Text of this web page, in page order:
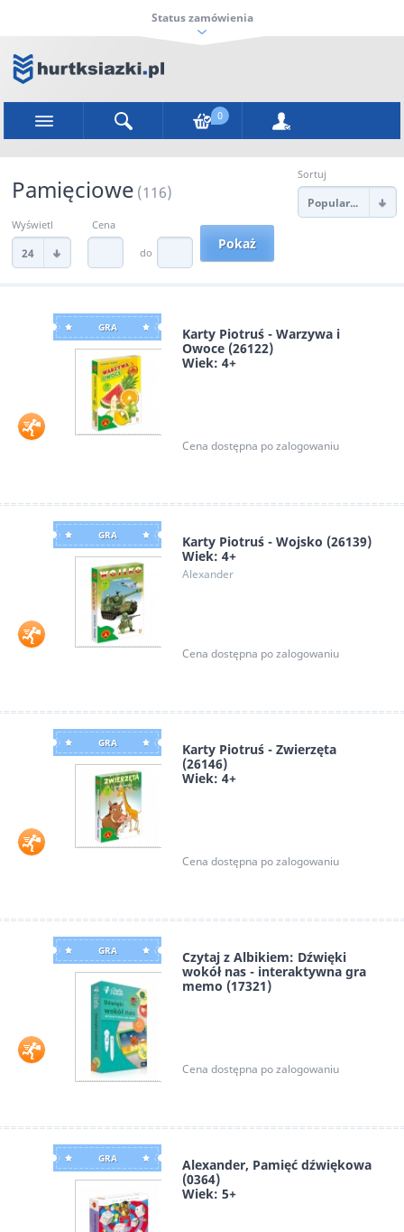
Status zamówienia
0
Pamięciowe (116)
Wyświetl
24
Sortuj
Popularności
Cena
do
GRA
Karty Piotruś - Warzywa i
Owoce (26122)
Wiek: 4+
Cena dostępna po zalogowaniu
GRA
Karty Piotruś - Wojsko (26139)
Wiek: 4+
Alexander
Cena dostępna po zalogowaniu
GRA
Karty Piotruś - Zwierzęta
(26146)
Wiek: 4+
Cena dostępna po zalogowaniu
GRA
Czytaj z Albikiem: Dźwięki
wokół nas - interaktywna gra
memo (17321)
Cena dostępna po zalogowaniu
GRA
Alexander, Pamięć dźwiękowa
(0364)
Wiek: 5+